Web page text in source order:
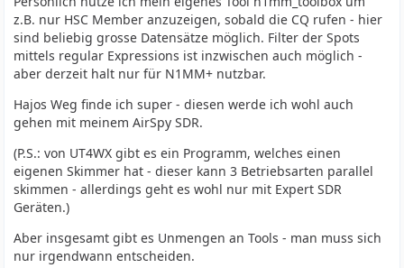
z.B. nur HSC Member anzuzeigen, sobald die CQ rufen - hier
sind beliebig grosse Datensätze möglich. Filter der Spots
mittels regular Expressions ist inzwischen auch möglich -
aber derzeit halt nur für N1MM+ nutzbar.
Hajos Weg finde ich super - diesen werde ich wohl auch
gehen mit meinem AirSpy SDR.
(P.S.: von UT4WX gibt es ein Programm, welches einen
eigenen Skimmer hat - dieser kann 3 Betriebsarten parallel
skimmen - allerdings geht es wohl nur mit Expert SDR
Geräten.)
Aber insgesamt gibt es Unmengen an Tools - man muss sich
nur irgendwann entscheiden.